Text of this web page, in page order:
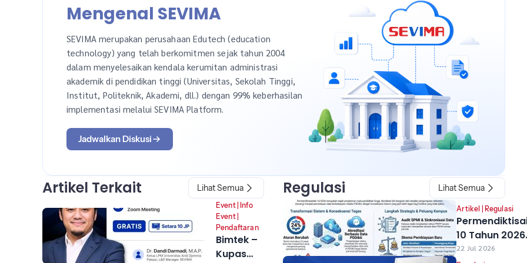
Mengenal SEVIMA
SEVIMA merupakan perusahaan Edutech (education
technology) yang telah berkomitmen sejak tahun 2004
dalam menyelesaikan kendala kerumitan administrasi
akademik di pendidikan tinggi (Universitas, Sekolah Tinggi,
Institut, Politeknik, Akademi, dll.) dengan 99% keberhasilan
implementasi melalui SEVIMA Platform.
Jadwalkan Diskusi
Artikel Terkait Lihat Semua
Event|
Info
Event|
Pendaftaran
Bimtek –
Kupas
Regulasi Lihat Semua
Artikel Regulasi
10 Tahun 2026
Resmi Berlaku,
22 Jul 2026